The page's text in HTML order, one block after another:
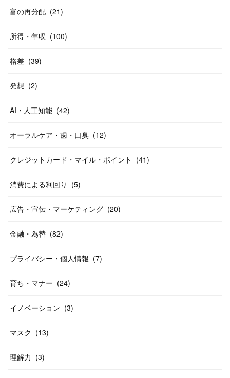
富の再分配 (21)
所得・年収 (100)
格差 (39)
発想 (2)
AI・人工知能 (42)
オーラルケア・歯・口臭 (12)
クレジットカード・マイル・ポイント (41)
消費による利回り (5)
広告・宣伝・マーケティング (20)
金融・為替 (82)
プライバシー・個人情報 (7)
育ち・マナー (24)
イノベーション (3)
マスク (13)
理解力 (3)